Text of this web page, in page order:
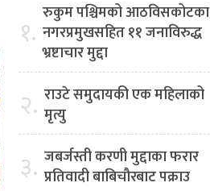
१. रुकुम पश्चिमको आठविसकोटका
नगरप्रमुखसहित ११ जनाविरुद्ध
भ्रष्टाचार मुद्दा
२. राउटे समुदायकी एक महिलाको
मृत्यु
३. जबर्जस्ती करणी मुद्दाका फरार
प्रतिवादी बाबिचौरबाट पक्राउ